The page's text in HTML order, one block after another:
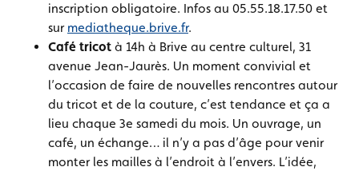
inscription obligatoire. Infos au 05.55.18.17.50 et
sur mediatheque.brive.fr.
Café tricot à 14h à Brive au centre culturel, 31
avenue Jean-Jaurès. Un moment convivial et
l’occasion de faire de nouvelles rencontres autour
du tricot et de la couture, c’est tendance et ça a
lieu chaque 3e samedi du mois. Un ouvrage, un
café, un échange… il n’y a pas d’âge pour venir
monter les mailles à l’endroit à l’envers. L’idée,